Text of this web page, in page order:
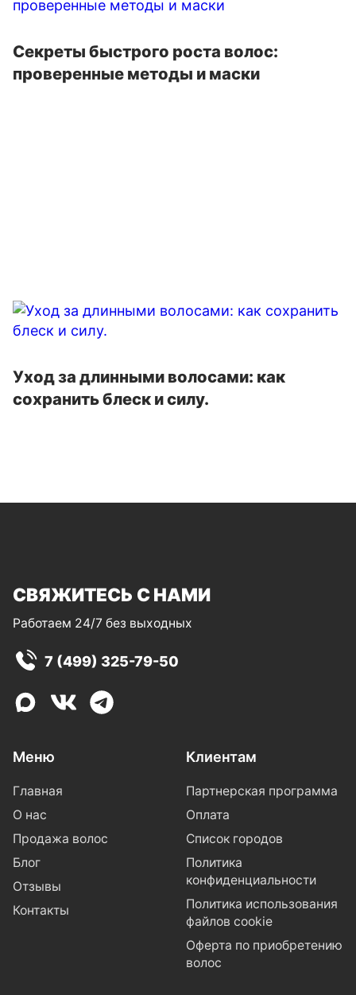
Секреты быстрого роста волос:
проверенные методы и маски
Уход за длинными волосами: как
сохранить блеск и силу.
СВЯЖИТЕСЬ С НАМИ
Работаем 24/7 без выходных
7 (499) 325-79-50
Меню
Главная
О нас
Продажа волос
Блог
Отзывы
Контакты
Клиентам
Партнерская программа
Оплата
Список городов
Политика
конфиденциальности
Политика использования
файлов cookie
Оферта по приобретению
волос